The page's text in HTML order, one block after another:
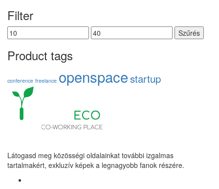
Filter
Szűrés
Product tags
conference freelance openspacestartup
Látogasd meg közösségi oldalainkat további izgalmas
tartalmakért, exkluzív képek a legnagyobb fanok részére.